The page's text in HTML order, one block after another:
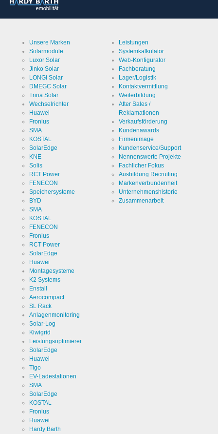
Unsere Marken
Solarmodule
Luxor Solar
Jinko Solar
LONGi Solar
DMEGC Solar
Trina Solar
Wechselrichter
Huawei
Fronius
SMA
KOSTAL
SolarEdge
KNE
Solis
RCT Power
FENECON
Speichersysteme
BYD
SMA
KOSTAL
FENECON
Fronius
RCT Power
SolarEdge
Huawei
Montagesysteme
K2 Systems
Enstall
Aerocompact
SL Rack
Anlagenmonitoring
Solar-Log
Kiwigrid
Leistungsoptimierer
SolarEdge
Huawei
Tigo
EV-Ladestationen
SMA
SolarEdge
KOSTAL
Fronius
Huawei
Hardy Barth
Leistungen
Systemkalkulator
Web-Konfigurator
Fachberatung
Lager/Logistik
Kontaktvermittlung
Weiterbildung
After Sales /
Reklamationen
Verkaufsförderung
Kundenawards
Firmenimage
Kundenservice/Support
Nennenswerte Projekte
Fachlicher Fokus
Ausbildung Recruiting
Markenverbundenheit
Unternehmenshistorie
Zusammenarbeit
Cookie Laufzeit
Name
Cookiespeicherung
Entscheidungscookie
Anbieter
Zweck
Einstellungen
Cookie Name
Cookie Laufzeit
Cookies die zur Auswertung der Benutzerstatistik
notwendig sind:
Name
Anbieter
Zweck
Besucher
Cookie Name
Cookie Laufzeit
Cookies die zur Auswertung des Benutzerverhaltens
Name
Anbieter
Zweck